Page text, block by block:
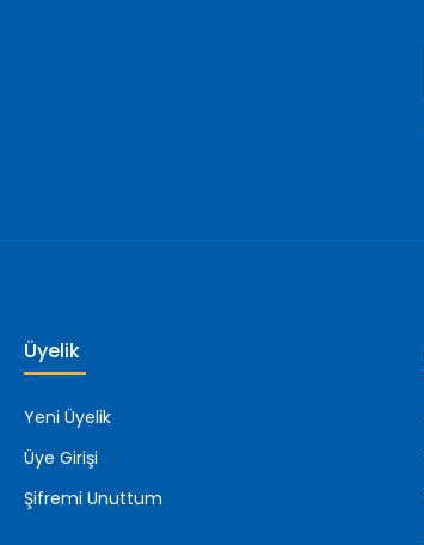
Üyelik
Yeni Üyelik
Üye Girişi
Şifremi Unuttum